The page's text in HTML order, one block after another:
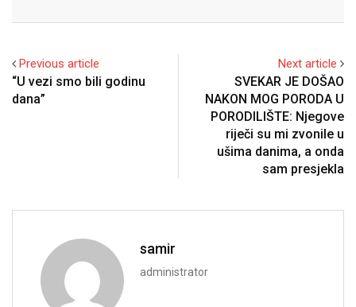
Previous article
“U vezi smo bili godinu
dana”
Next article
SVEKAR JE DOŠAO
NAKON MOG PORODA U
PORODILIŠTE: Njegove
riječi su mi zvonile u
ušima danima, a onda
sam presjekla
samir
administrator